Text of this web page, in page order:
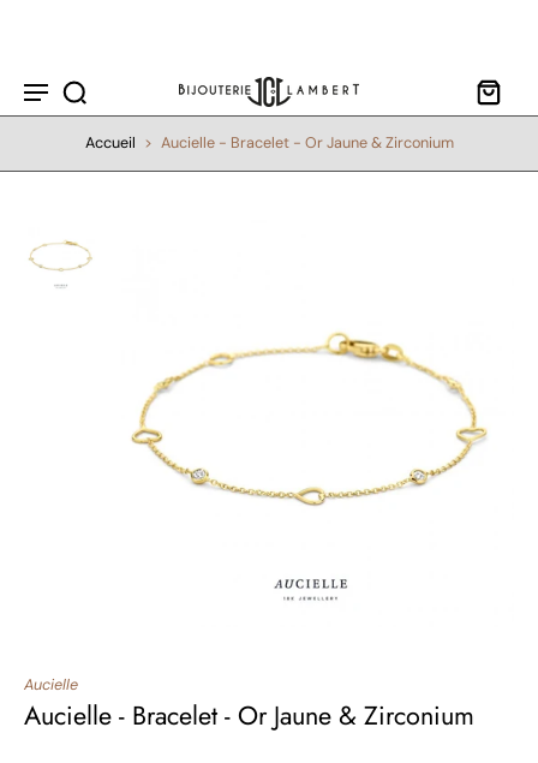
Accueil > Aucielle - Bracelet - Or Jaune & Zirconium
sur le
produit
Aucielle
Aucielle - Bracelet - Or Jaune & Zirconium